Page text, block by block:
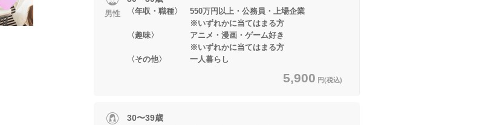
男性
〈年収・職種〉 550万円以上・公務員・上場企業
※いずれかに当てはまる方
〈趣味〉 アニメ・漫画・ゲーム好き
※いずれかに当てはまる方
〈その他〉 一人暮らし
5,900 円(税込)
30〜39歳